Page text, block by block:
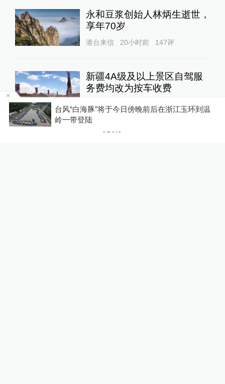
永和豆浆创始人林炳生逝世，
享年70岁
港台来信 20小时前 147评
新疆4A级及以上景区自驾服
务费均改为按车收费
中国政库 22小时前 122评
台风“白海豚”将于今日傍晚前后在浙江玉环到温
岭一带登陆